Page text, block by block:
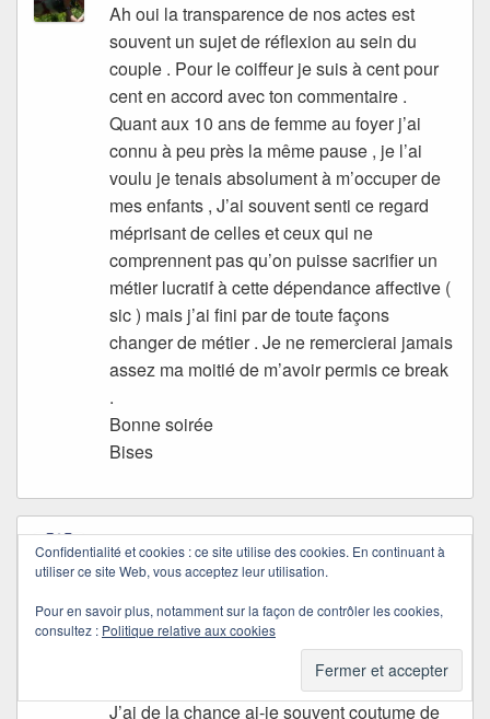
Ah oui la transparence de nos actes est
souvent un sujet de réflexion au sein du
couple . Pour le coiffeur je suis à cent pour
cent en accord avec ton commentaire .
Quant aux 10 ans de femme au foyer j’ai
connu à peu près la même pause , je l’ai
voulu je tenais absolument à m’occuper de
mes enfants , J’ai souvent senti ce regard
méprisant de celles et ceux qui ne
comprennent pas qu’on puisse sacrifier un
métier lucratif à cette dépendance affective (
sic ) mais j’ai fini par de toute façons
changer de métier . Je ne remercierai jamais
assez ma moitié de m’avoir permis ce break
.
Bonne soirée
Bises
Cendrinedans16/08/2019 à 21:18a dit :
Tendresse et sourires en lisant tes mots
Quichottine, avec cette petite touche de
férocité qui en dit long sur certaines
incompréhensions entre hommes et
J’ai de la chance ai-je souvent coutume de
Confidentialité et cookies : ce site utilise des cookies. En continuant à
utiliser ce site Web, vous acceptez leur utilisation.
Pour en savoir plus, notamment sur la façon de contrôler les cookies,
consultez : Politique relative aux cookies